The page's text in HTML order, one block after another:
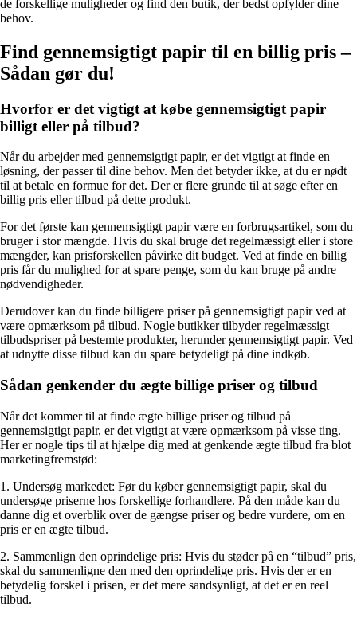
de forskellige muligheder og find den butik, der bedst opfylder dine
behov.
Find gennemsigtigt papir til en billig pris –
Sådan gør du!
Hvorfor er det vigtigt at købe gennemsigtigt papir
billigt eller på tilbud?
Når du arbejder med gennemsigtigt papir, er det vigtigt at finde en
løsning, der passer til dine behov. Men det betyder ikke, at du er nødt
til at betale en formue for det. Der er flere grunde til at søge efter en
billig pris eller tilbud på dette produkt.
For det første kan gennemsigtigt papir være en forbrugsartikel, som du
bruger i stor mængde. Hvis du skal bruge det regelmæssigt eller i store
mængder, kan prisforskellen påvirke dit budget. Ved at finde en billig
pris får du mulighed for at spare penge, som du kan bruge på andre
nødvendigheder.
Derudover kan du finde billigere priser på gennemsigtigt papir ved at
være opmærksom på tilbud. Nogle butikker tilbyder regelmæssigt
tilbudspriser på bestemte produkter, herunder gennemsigtigt papir. Ved
at udnytte disse tilbud kan du spare betydeligt på dine indkøb.
Sådan genkender du ægte billige priser og tilbud
Når det kommer til at finde ægte billige priser og tilbud på
gennemsigtigt papir, er det vigtigt at være opmærksom på visse ting.
Her er nogle tips til at hjælpe dig med at genkende ægte tilbud fra blot
marketingfremstød:
1. Undersøg markedet: Før du køber gennemsigtigt papir, skal du
undersøge priserne hos forskellige forhandlere. På den måde kan du
danne dig et overblik over de gængse priser og bedre vurdere, om en
pris er en ægte tilbud.
2. Sammenlign den oprindelige pris: Hvis du støder på en “tilbud” pris,
skal du sammenligne den med den oprindelige pris. Hvis der er en
betydelig forskel i prisen, er det mere sandsynligt, at det er en reel
tilbud.